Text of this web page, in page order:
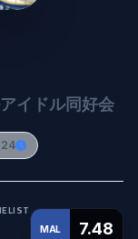
イドル同好会
24 دقيقة
MAL 7.48